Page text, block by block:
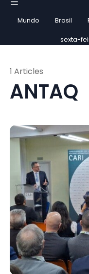
Mundo Brasil
sexta-
ANTAQ
1 Articles